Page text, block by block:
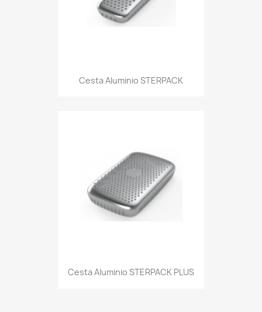
Cesta Aluminio STERPACK
Cesta Aluminio STERPACK PLUS